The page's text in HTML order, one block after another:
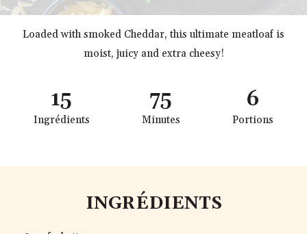
Loaded with smoked Cheddar, this ultimate meatloaf is
moist, juicy and extra cheesy!
15
Ingrédients
75
Minutes
6
Portions
INGRÉDIENTS